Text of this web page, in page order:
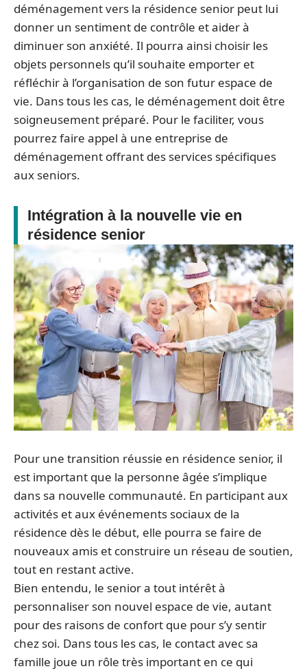
déménagement vers la résidence senior peut lui
donner un sentiment de contrôle et aider à
diminuer son anxiété. Il pourra ainsi choisir les
objets personnels qu’il souhaite emporter et
réfléchir à l’organisation de son futur espace de
vie. Dans tous les cas, le déménagement doit être
soigneusement préparé. Pour le faciliter, vous
pourrez faire appel à une entreprise de
déménagement offrant des services spécifiques
aux seniors.
Intégration à la nouvelle vie en
résidence senior
Pour une transition réussie en résidence senior, il
est important que la personne âgée s’implique
dans sa nouvelle communauté. En participant aux
activités et aux événements sociaux de la
résidence dès le début, elle pourra se faire de
nouveaux amis et construire un réseau de soutien,
tout en restant active.
Bien entendu, le senior a tout intérêt à
personnaliser son nouvel espace de vie, autant
pour des raisons de confort que pour s’y sentir
chez soi. Dans tous les cas, le contact avec sa
famille joue un rôle très important en ce qui